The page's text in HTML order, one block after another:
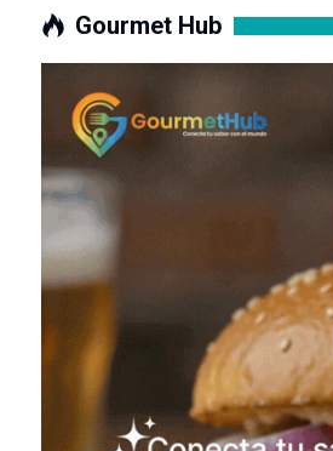
Gourmet Hub